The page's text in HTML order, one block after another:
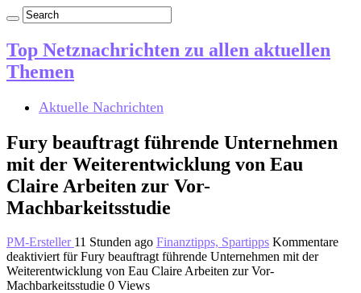
Top Netznachrichten zu allen aktuellen
Themen
Aktuelle Nachrichten
Fury beauftragt führende Unternehmen
mit der Weiterentwicklung von Eau
Claire Arbeiten zur Vor-
Machbarkeitsstudie
PM-Ersteller 11 Stunden ago Finanztipps, Spartipps Kommentare
deaktiviert für Fury beauftragt führende Unternehmen mit der
Weiterentwicklung von Eau Claire Arbeiten zur Vor-
Machbarkeitsstudie 0 Views